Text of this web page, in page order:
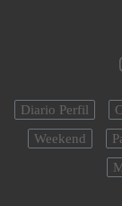
Diario Perfil
Weekend